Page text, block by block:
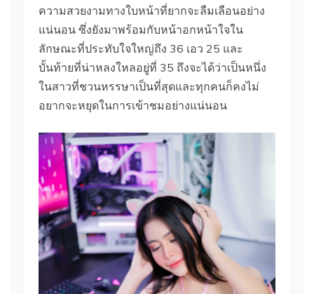
ความสวยงามทางใบหน้าที่ยากจะลืมเลือนอย่าง
แน่นอน ซึ่งยังมาพร้อมกับหน้าอกหน้าใจใน
ลักษณะที่ประทับใจใหญ่ถึง 36 เอว 25 และ
บั้นท้ายที่น่าหลงใหลอยู่ที่ 35 ถึงจะได้ว่าเป็นหนึ่ง
ในสาวที่ชวนหรรษาเป็นที่สุดและทุกคนก็คงไม่
อยากจะหยุดในการเข้าชมอย่างแน่นอน